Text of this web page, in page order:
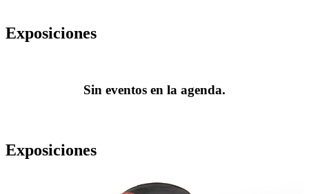
Exposiciones
Sin eventos en la agenda.
Exposiciones